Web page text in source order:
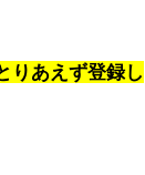
りあえず登録し